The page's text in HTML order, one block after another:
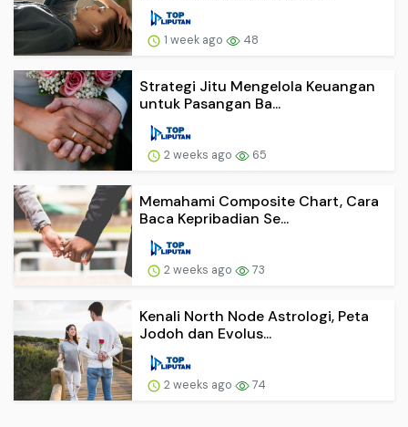
1 week ago 48
Strategi Jitu Mengelola Keuangan
untuk Pasangan Ba...
2 weeks ago 65
Memahami Composite Chart, Cara
Baca Kepribadian Se...
2 weeks ago 73
Kenali North Node Astrologi, Peta
Jodoh dan Evolus...
2 weeks ago 74